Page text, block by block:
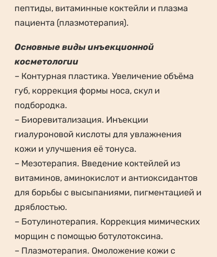
пептиды, витаминные коктейли и плазма
пациента (плазмотерапия).
Основные виды инъекционной
косметологии
– Контурная пластика. Увеличение объёма
губ, коррекция формы носа, скул и
подбородка.
– Биоревитализация. Инъекции
гиалуроновой кислоты для увлажнения
кожи и улучшения её тонуса.
– Мезотерапия. Введение коктейлей из
витаминов, аминокислот и антиоксидантов
для борьбы с высыпаниями, пигментацией и
дряблостью.
– Ботулинотерапия. Коррекция мимических
морщин с помощью ботулотоксина.
– Плазмотерапия. Омоложение кожи с